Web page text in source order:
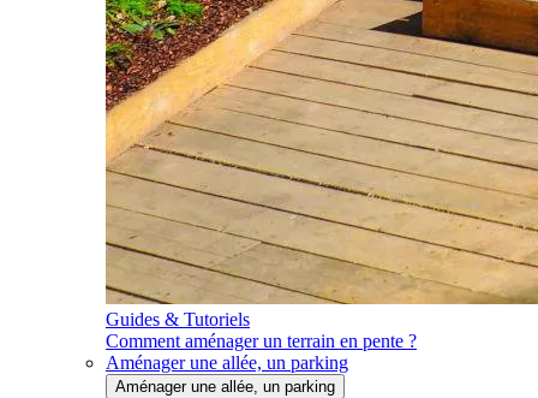
Guides & Tutoriels
Comment aménager un terrain en pente ?
Aménager une allée, un parking
Aménager une allée, un parking